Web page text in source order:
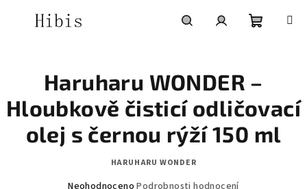
košík
Haruharu WONDER –
Hloubkově čisticí odličovací
olej s černou rýží 150 ml
HARUHARU WONDER
Průměrné
Neohodnoceno Podrobnosti hodnocení